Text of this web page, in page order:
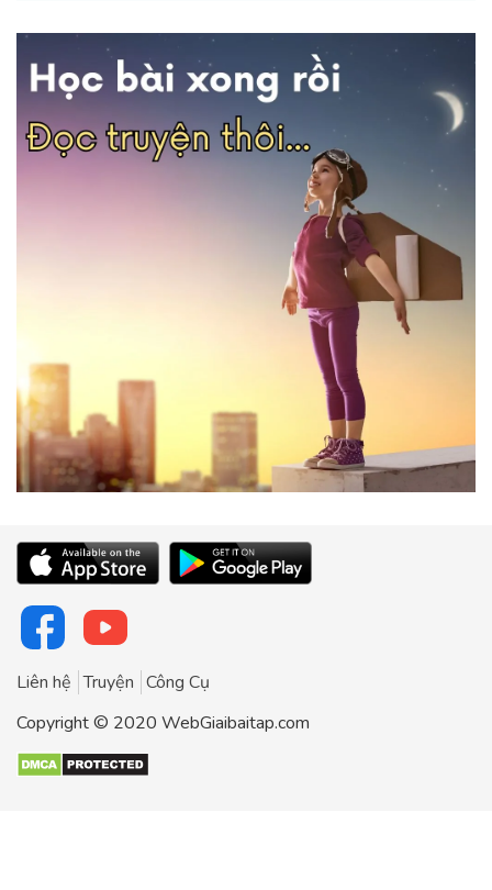
Liên hệ Truyện Công Cụ
Copyright © 2020 WebGiaibaitap.com